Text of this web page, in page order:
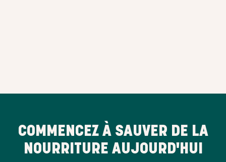
COMMENCEZ À SAUVER DE LA
NOURRITURE AUJOURD'HUI